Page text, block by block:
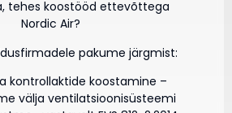
tehes koostööd ettevõttega
Nordic Air?
pakume järgmist:
kontrollaktide koostamine –
välja ventilatsioonisüsteemi